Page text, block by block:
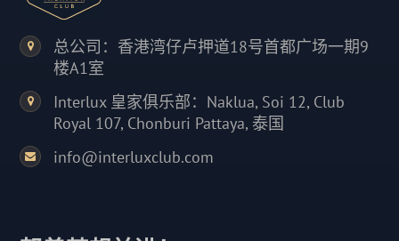
总公司：香港湾仔卢押道18号首都广场一期9
楼A1室
Interlux 皇家俱乐部：Naklua, Soi 12, Club
Royal 107, Chonburi Pattaya, 泰国
info@interluxclub.com